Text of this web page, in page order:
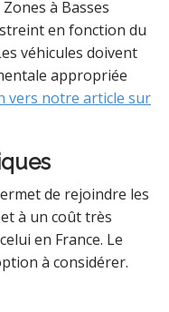
à Basses
en fonction du
véhicules doivent
appropriée
vers notre article sur
de rejoindre les
à un coût très
en France. Le
à considérer.